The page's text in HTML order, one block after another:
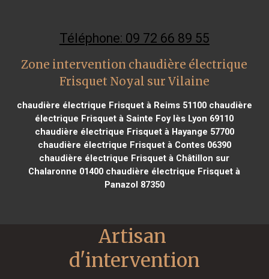
Téléphone: 09 72 66 89 55
Zone intervention chaudière électrique
Frisquet Noyal sur Vilaine
chaudière électrique Frisquet à Reims 51100chaudière
électrique Frisquet à Sainte Foy lès Lyon 69110
chaudière électrique Frisquet à Hayange 57700
chaudière électrique Frisquet à Contes 06390
chaudière électrique Frisquet à Châtillon sur
Chalaronne 01400 chaudière électrique Frisquet à
Panazol 87350
Artisan
d'intervention